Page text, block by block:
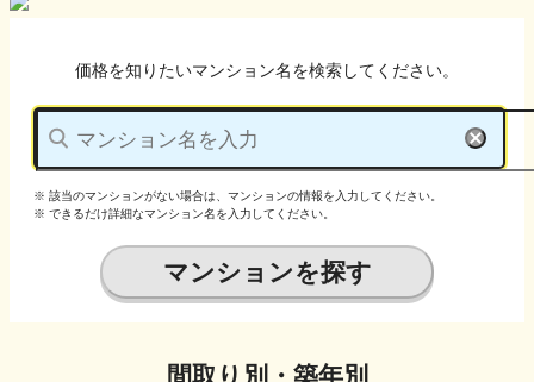
価格を知りたいマンション名を検索してください。
※ 該当のマンションがない場合は、マンションの情報を入力してください。
※ できるだけ詳細なマンション名を入力してください。
マンションを探す
間取り別・築年別